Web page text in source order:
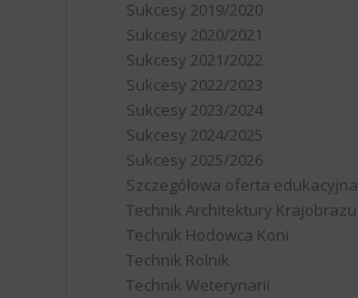
Sukcesy 2019/2020
Sukcesy 2020/2021
Sukcesy 2021/2022
Sukcesy 2022/2023
Sukcesy 2023/2024
Sukcesy 2024/2025
Sukcesy 2025/2026
Szczegółowa oferta edukacyjna
Technik Architektury Krajobrazu
Technik Hodowca Koni
Technik Rolnik
Technik Weterynarii